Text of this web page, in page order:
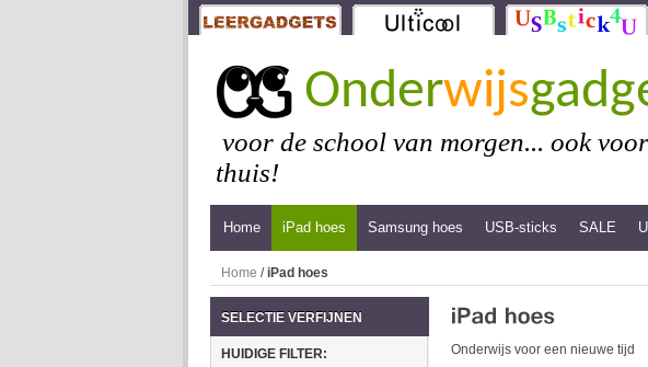
Onderwijs
voor de school van morgen... ook voor
thuis!
Home iPad hoes Samsung hoes USB-sticks SALE
Home /iPad hoes
Onderwijs voor een nieuwe tijd
SELECTIE VERFIJNEN
HUIDIGE FILTER: